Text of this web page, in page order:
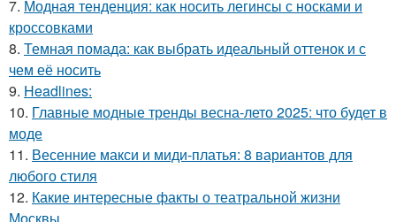
7. Модная тенденция: как носить легинсы с носками и
кроссовками
8. Темная помада: как выбрать идеальный оттенок и с
чем её носить
9. Headlines:
10. Главные модные тренды весна-лето 2025: что будет в
моде
11. Весенние макси и миди-платья: 8 вариантов для
любого стиля
12. Какие интересные факты о театральной жизни